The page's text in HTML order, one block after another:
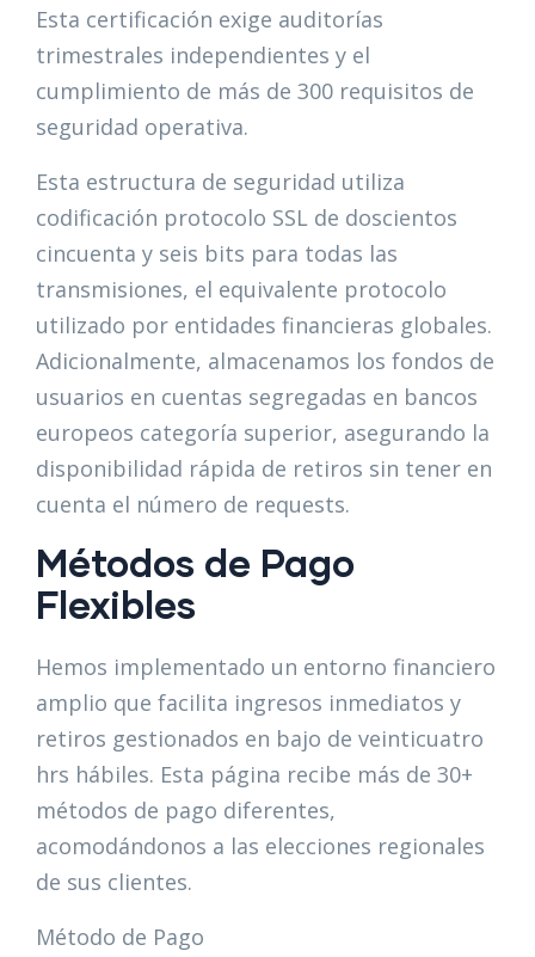
Esta certificación exige auditorías
trimestrales independientes y el
cumplimiento de más de 300 requisitos de
seguridad operativa.
Esta estructura de seguridad utiliza
codificación protocolo SSL de doscientos
cincuenta y seis bits para todas las
transmisiones, el equivalente protocolo
utilizado por entidades financieras globales.
Adicionalmente, almacenamos los fondos de
usuarios en cuentas segregadas en bancos
europeos categoría superior, asegurando la
disponibilidad rápida de retiros sin tener en
cuenta el número de requests.
Métodos de Pago
Flexibles
Hemos implementado un entorno financiero
amplio que facilita ingresos inmediatos y
retiros gestionados en bajo de veinticuatro
hrs hábiles. Esta página recibe más de 30+
métodos de pago diferentes,
acomodándonos a las elecciones regionales
de sus clientes.
Método de Pago